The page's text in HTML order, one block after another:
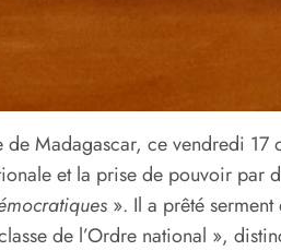
Madagascar, ce vendredi 17
et la prise de pouvoir par
». Il a prêté
de l’Ordre national »,